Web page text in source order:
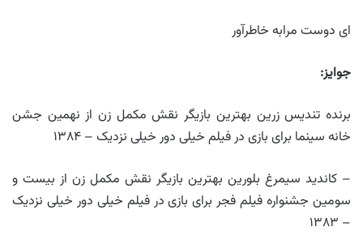
ای دوست مرابه خاطرآور
جوایز:
برنده تندیس زرین بهترین بازیگر نقش مکمل زن از نهمین جشن
خانه سینما برای بازی در فیلم خیلی دور خیلی نزدیک – ۱۳۸۴
– کاندید سیمرغ بلورین بهترین بازیگر نقش مکمل زن از بیست و
سومین جشنواره فیلم فجر برای بازی در فیلم خیلی دور خیلی نزدیک
– ۱۳۸۳